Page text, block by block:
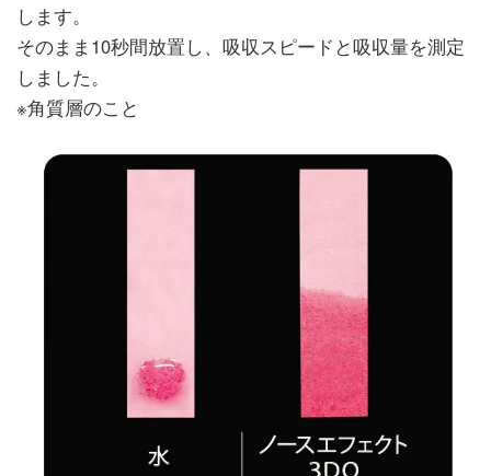
します。
そのまま10秒間放置し、吸収スピードと吸収量を測定
しました。
※角質層のこと